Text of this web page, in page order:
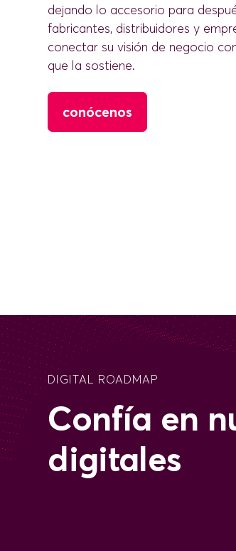
dejando lo accesorio para
fabricantes, distribuidores y
conectar su visión de negocio
que la sostiene.
conócenos
DIGITAL ROADMAP
Confía en
digitales